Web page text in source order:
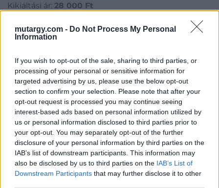
mutargy.com - Do Not Process My Personal
Information
If you wish to opt-out of the sale, sharing to third parties, or
processing of your personal or sensitive information for
targeted advertising by us, please use the below opt-out
section to confirm your selection. Please note that after your
opt-out request is processed you may continue seeing
interest-based ads based on personal information utilized by
us or personal information disclosed to third parties prior to
your opt-out. You may separately opt-out of the further
disclosure of your personal information by third parties on the
IAB’s list of downstream participants. This information may
also be disclosed by us to third parties on the IAB’s List of
Downstream Participants that may further disclose it to other
Kikiáltási ár: 28 000 Ft
Aukció adatai
Aukció dátuma: 2016.05.25
Aukció ideje: 18:00
Aukció helye: Biksady Galéria
Tételszám: 227
Eladó adatai
Eladó: Biksady Galéria
Cím: Törő Tamás